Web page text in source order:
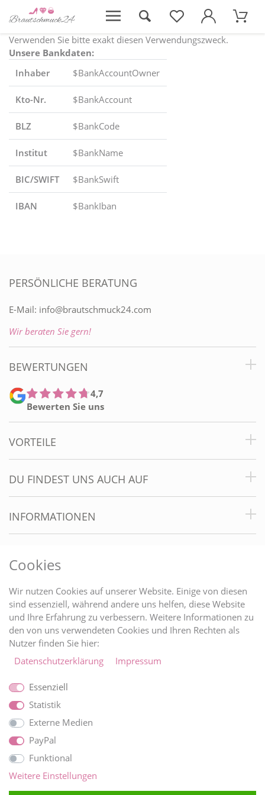
Verwenden Sie bitte exakt diesen Verwendungszweck.
Unsere Bankdaten:
Inhaber
$BankAccountOwner
Kto-Nr. $BankAccount
BLZ $BankCode
Institut $BankName
BIC/SWIFT $BankSwift
IBAN $BankIban
PERSÖNLICHE BERATUNG
E-Mail: info@brautschmuck24.com
Wir beraten Sie gern!
BEWERTUNGEN
4,7
Bewerten Sie uns
VORTEILE
DU FINDEST UNS AUCH AUF
INFORMATIONEN
BRAUTINFOS
ZAHLUNGARTEN
WIR VERSCHICKEN MIT
Cookies
Wir nutzen Cookies auf unserer Website. Einige von diesen
sind essenziell, während andere uns helfen, diese Website
und Ihre Erfahrung zu verbessern. Weitere Informationen zu
den von uns verwendeten Cookies und Ihren Rechten als
Nutzer finden Sie hier:
Daten­schutz­erklärung
Impressum
Essenziell
Statistik
Externe Medien
PayPal
Funktional
Weitere Einstellungen